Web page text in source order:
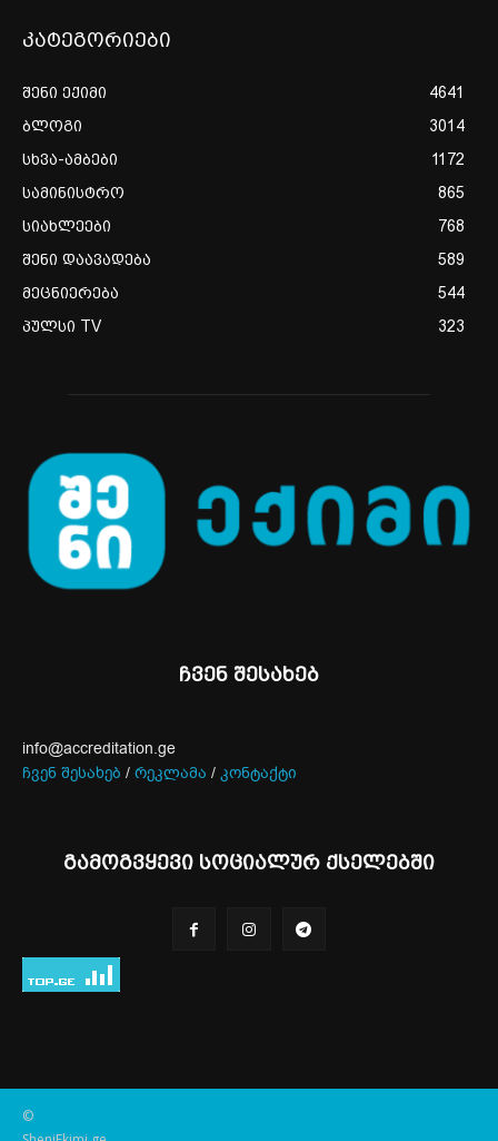
კატეგორიები
შენი ექიმი
4641
ბლოგი
3014
სხვა-ამბები
1172
სამინისტრო
865
სიახლეები
768
შენი დაავადება
589
მეცნიერება
544
პულსი TV
323
ჩვენ შესახებ
info@accreditation.ge
ჩვენ შესახებ / რეკლამა / კონტაქტი
გამოგვყევი სოციალურ ქსელებში
©